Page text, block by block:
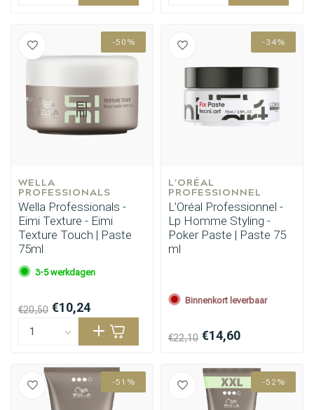
-50%
WELLA
PROFESSIONALS
Wella Professionals -
Eimi Texture - Eimi
Texture Touch | Paste
75ml
3-5 werkdagen
€20,50 €10,24
-34%
L'ORÉAL
PROFESSIONNEL
L’Oréal Professionnel -
Lp Homme Styling -
Poker Paste | Paste 75
ml
Binnenkort leverbaar
€22,10 €14,60
-51% -52%